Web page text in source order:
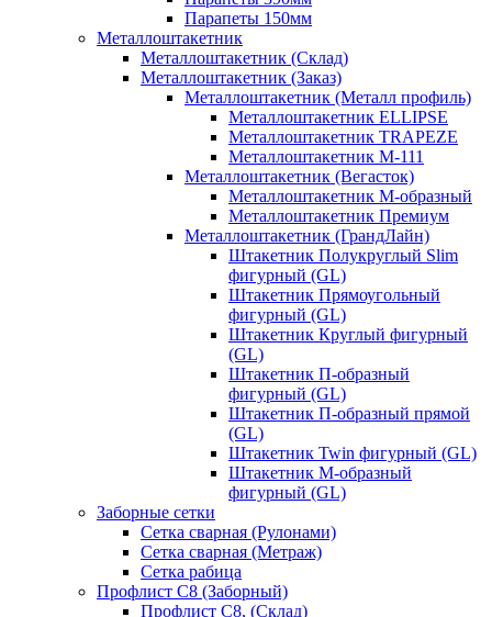
Парапеты 150мм
Металлоштакетник
Металлоштакетник (Склад)
Металлоштакетник (Заказ)
Металлоштакетник (Металл профиль)
Металлоштакетник ELLIPSE
Металлоштакетник TRAPEZE
Металлоштакетник М-111
Металлоштакетник (Вегасток)
Металлоштакетник М-образный
Металлоштакетник Премиум
Металлоштакетник (ГрандЛайн)
Штакетник Полукруглый Slim
фигурный (GL)
Штакетник Прямоугольный
фигурный (GL)
Штакетник Круглый фигурный
(GL)
Штакетник П-образный
фигурный (GL)
Штакетник П-образный прямой
(GL)
Штакетник Twin фигурный (GL)
Штакетник М-образный
фигурный (GL)
Заборные сетки
Сетка сварная (Рулонами)
Сетка сварная (Метраж)
Сетка рабица
Профлист С8 (Заборный)
Профлист С8, (Склад)